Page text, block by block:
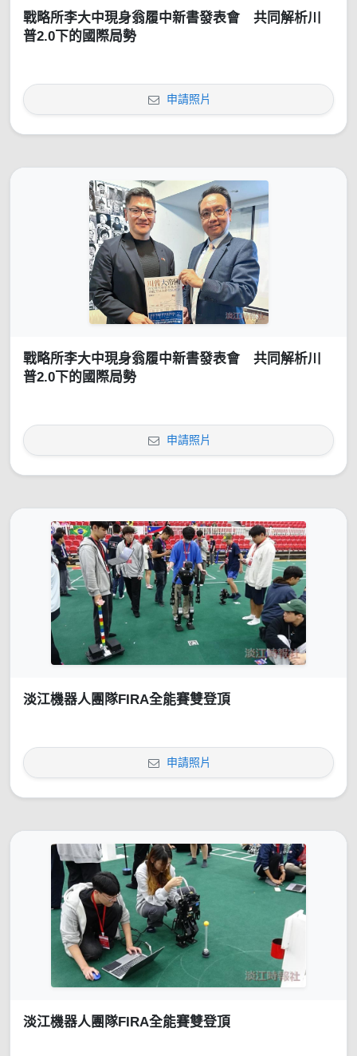
戰略所李大中現身翁履中新書發表會 共同解析川
普2.0下的國際局勢
申請照片
戰略所李大中現身翁履中新書發表會 共同解析川
普2.0下的國際局勢
申請照片
淡江機器人團隊FIRA全能賽雙登頂
申請照片
淡江機器人團隊FIRA全能賽雙登頂